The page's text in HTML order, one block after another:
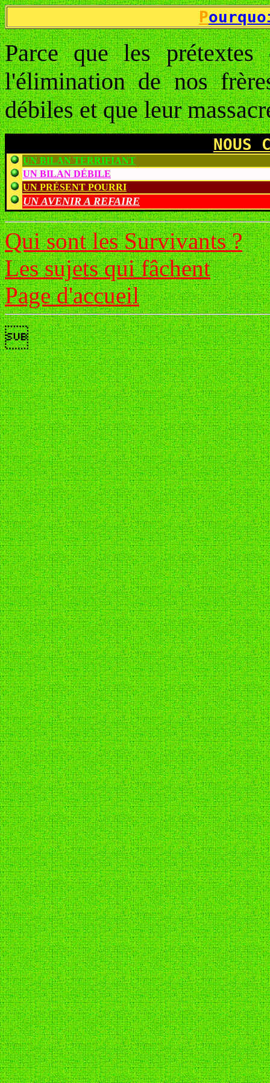
P
Parce que les
l'élimination de nos
débiles et que leur
NOUS
UN BILAN TERRIFIANT
UN BILAN DÉBILE
UN PRÉSENT POURRI
UN AVENIR A REFAIRE
Qui sont les Survivants ?
Les sujets qui fâchent
Page d'accueil
